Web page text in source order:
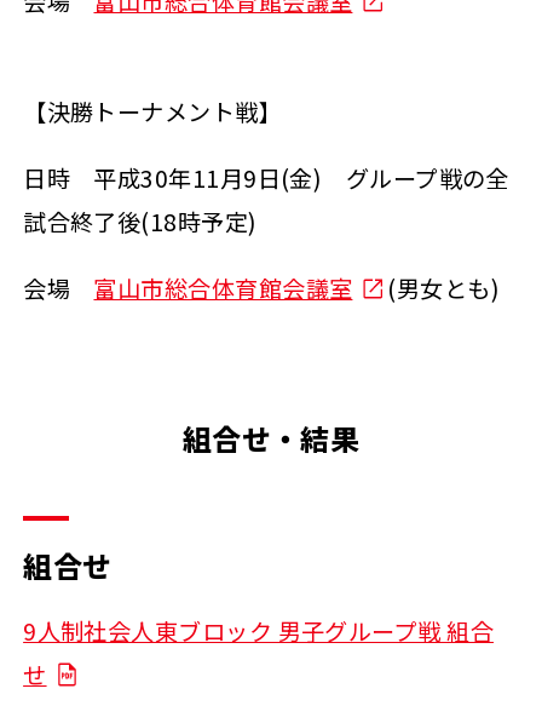
【決勝トーナメント戦】
日時 平成30年11月9日(金) グループ戦の全
試合終了後(18時予定)
会場 富山市総合体育館会議室 (男女とも)
組合せ・結果
組合せ
9人制社会人東ブロック 男子グループ戦 組合
せ